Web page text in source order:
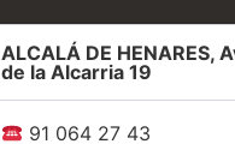
ALCALÁ DE HENARES,
de la Alcarria 19
91 064 27 43